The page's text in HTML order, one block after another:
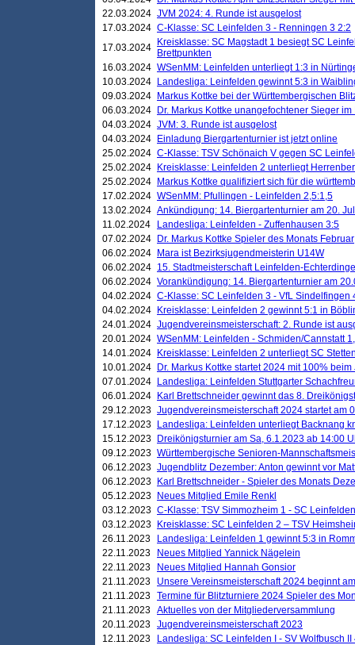
22.03.2024 JVM 2024: 4. Runde ist ausgelost
17.03.2024 C-Klasse: SC Leinfelden 3 - Renningen 3 2:2
17.03.2024
Kreisklasse: SC Magstadt 1 besiegt SC
Brettpunkten
16.03.2024 WSenMM: Leinfelden unterliegt 1:3 in
10.03.2024
Landesliga: Leinfelden gewinnt 5:3 in
09.03.2024
Markus Kottke bei der Württembergischen
06.03.2024
Dr. Markus Kottke unangefochtener Sieger
04.03.2024 JVM: 3. Runde ist ausgelost
04.03.2024
Einladung Biergartenturnier ist jetzt online
25.02.2024 C-Klasse: TSV Schönaich V gegen SC
25.02.2024
Kreisklasse: Leinfelden 2 unterliegt
25.02.2024
Markus Kottke qualifiziert sich für die
17.02.2024 WSenMM: Pfullingen - Leinfelden 2,5:1,5
13.02.2024 Ankündigung: 14. Biergartenturnier am 20.
11.02.2024
Landesliga: Leinfelden - Zuffenhausen 3:5
07.02.2024
Dr. Markus Kottke Spieler des Monats Februar
06.02.2024
Mara ist Bezirksjugendmeisterin U14W
06.02.2024 15. Stadtmeisterschaft Leinfelden-
06.02.2024 Vorankündigung: 14. Biergartenturnier am
04.02.2024 C-Klasse: SC Leinfelden 3 - VfL Sindelfingen
04.02.2024
Kreisklasse: Leinfelden 2 gewinnt 5:1 in
24.01.2024 Jugendvereinsmeisterschaft: 2. Runde ist
20.01.2024 WSenMM: Leinfelden - Schmiden/Cannstatt
14.01.2024
Kreisklasse: Leinfelden 2 unterliegt SC
10.01.2024
Dr. Markus Kottke startet 2024 mit 100%
07.01.2024
Landesliga: Leinfelden Stuttgarter
06.01.2024
Karl Brettschneider gewinnt das 8.
29.12.2023 Jugendvereinsmeisterschaft 2024 startet am
17.12.2023
Landesliga: Leinfelden unterliegt Backnang
15.12.2023
Dreikönigsturnier am Sa, 6.1.2023 ab 14:00
09.12.2023 Württembergische Senioren-
06.12.2023 Jugendblitz Dezember: Anton gewinnt vor
06.12.2023
Karl Brettschneider - Spieler des Monats
05.12.2023
Neues Mitglied Emile Renkl
03.12.2023 C-Klasse: TSV Simmozheim 1 - SC
03.12.2023
Kreisklasse: SC Leinfelden 2 – TSV
26.11.2023
Landesliga: Leinfelden 1 gewinnt 5:3 in
22.11.2023
Neues Mitglied Yannick Nägelein
22.11.2023
Neues Mitglied Hannah Gonsior
21.11.2023
Unsere Vereinsmeisterschaft 2024 beginnt
21.11.2023 Termine für Blitzturniere 2024 Spieler des
21.11.2023 Aktuelles von der Mitgliederversammlung
20.11.2023 Jugendvereinsmeisterschaft 2023
12.11.2023
Landesliga: SC Leinfelden I - SV Wolfbusch II